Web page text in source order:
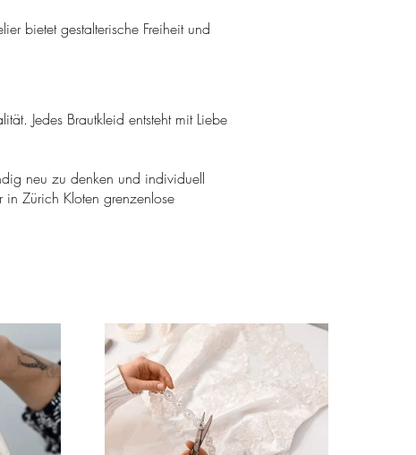
bietet gestalterische Freiheit und
Jedes Brautkleid entsteht mit Liebe
neu zu denken und individuell
Zürich Kloten grenzenlose